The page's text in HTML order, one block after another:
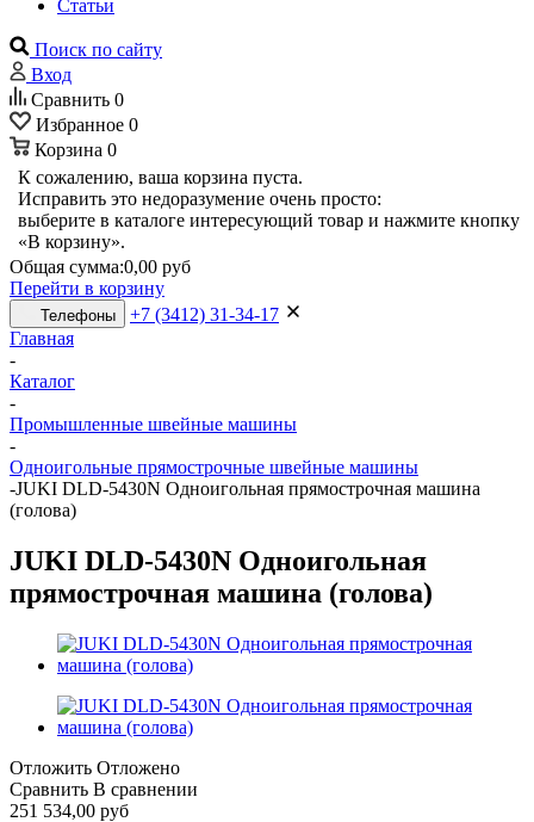
Статьи
Поиск по сайту
Вход
Сравнить 0
Избранное 0
Корзина 0
К сожалению, ваша корзина пуста.
Исправить это недоразумение очень просто:
выберите в каталоге интересующий товар и нажмите кнопку
«В корзину».
Общая сумма:0,00 руб
Перейти в корзину
Телефоны
+7 (3412) 31-34-17
Главная
-
Каталог
-
Промышленные швейные машины
-
Одноигольные прямострочные швейные машины
-JUKI DLD-5430N Одноигольная прямострочная машина
(голова)
JUKI DLD-5430N Одноигольная
прямострочная машина (голова)
Отложить Отложено
Сравнить В сравнении
251 534,00 руб